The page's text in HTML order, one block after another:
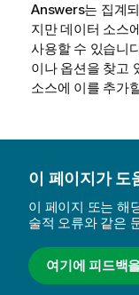
Answers는 집계
지만 데이터 소스
사용할 수 있습니
이나 옵션을 찾고
소스에 이를 추가
이 페이지가 도
이 페이지 또는 해
술적 오류와 같은
여기에 피드백